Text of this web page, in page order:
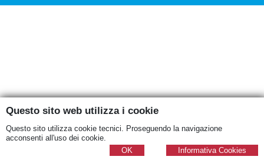
Questo sito web utilizza i cookie
Questo sito utilizza cookie tecnici. Proseguendo la navigazione
acconsenti all'uso dei cookie.
Informativa Cookies
OK